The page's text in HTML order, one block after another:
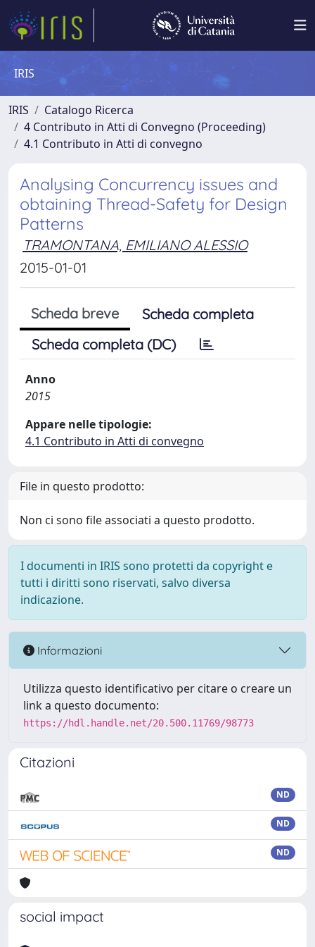
IRIS
IRIS
Catalogo Ricerca
4 Contributo in Atti di Convegno (Proceeding)
4.1 Contributo in Atti di convegno
Analysing Concurrency issues and
obtaining Thread-Safety for Design
Patterns
TRAMONTANA, EMILIANO ALESSIO
2015-01-01
Scheda breve
Scheda completa
Scheda completa (DC)
Anno
2015
Appare nelle tipologie:
4.1 Contributo in Atti di convegno
File in questo prodotto:
Non ci sono file associati a questo prodotto.
I documenti in IRIS sono protetti da copyright e
tutti i diritti sono riservati, salvo diversa
indicazione.
Informazioni
Utilizza questo identificativo per citare o creare un
link a questo documento:
https://hdl.handle.net/20.500.11769/98773
Citazioni
ND
ND
ND
social impact